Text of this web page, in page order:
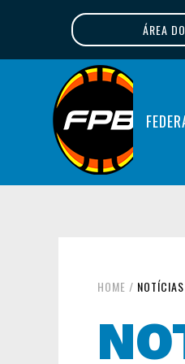
ÁREA
HOME / NOTÍCIAS